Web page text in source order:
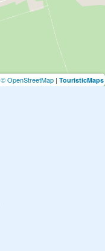
© OpenStreetMap | TouristicMaps